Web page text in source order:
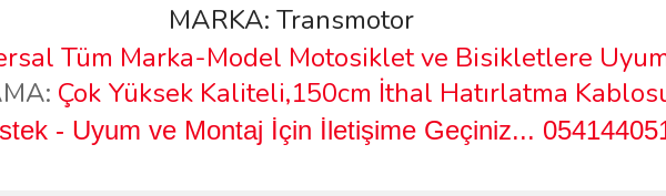
MARKA: Transmotor
Tüm Marka-Model Motosiklet ve Bisikletlere
Çok Yüksek Kaliteli,150cm İthal Hatırlatma
- Uyum ve Montaj İçin İletişime Geçiniz...